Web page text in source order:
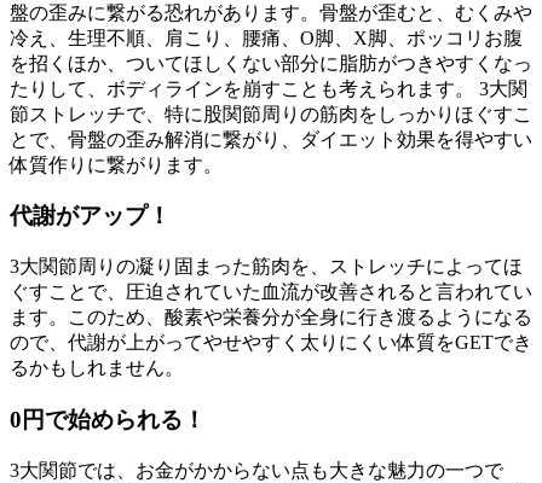
盤の歪みに繋がる恐れがあります。骨盤が歪むと、むくみや
冷え、生理不順、肩こり、腰痛、O脚、X脚、ポッコリお腹
を招くほか、ついてほしくない部分に脂肪がつきやすくなっ
たりして、ボディラインを崩すことも考えられます。 3大関
節ストレッチで、特に股関節周りの筋肉をしっかりほぐすこ
とで、骨盤の歪み解消に繋がり、ダイエット効果を得やすい
体質作りに繋がります。
代謝がアップ！
3大関節周りの凝り固まった筋肉を、ストレッチによってほ
ぐすことで、圧迫されていた血流が改善されると言われてい
ます。このため、酸素や栄養分が全身に行き渡るようになる
ので、代謝が上がってやせやすく太りにくい体質をGETでき
るかもしれません。
0円で始められる！
3大関節では、お金がかからない点も大きな魅力の一つで